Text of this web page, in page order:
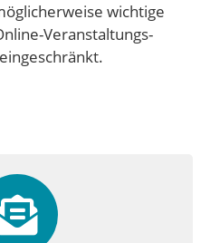
wichtige
Veranstaltungs-